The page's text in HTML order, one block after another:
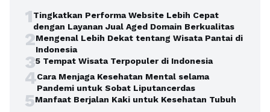
1Tingkatkan Performa Website Lebih Cepat
dengan Layanan Jual Aged Domain Berkualitas
2Mengenal Lebih Dekat tentang Wisata Pantai di
Indonesia
35 Tempat Wisata Terpopuler di Indonesia
4Cara Menjaga Kesehatan Mental selama
Pandemi untuk Sobat Liputancerdas
5Manfaat Berjalan Kaki untuk Kesehatan Tubuh